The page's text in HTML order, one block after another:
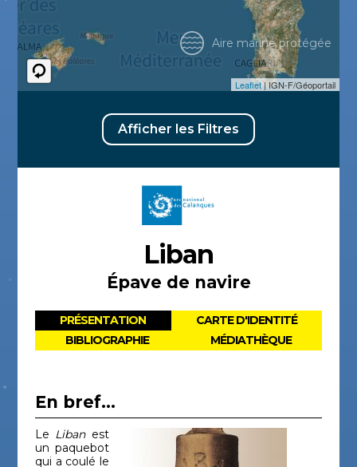
Leaflet| IGN-F/Géoportail
Aire marine protégée
Afficher les Filtres
Liban
Épave de navire
PRÉSENTATION
CARTE D'IDENTITÉ
BIBLIOGRAPHIE
MÉDIATHÈQUE
En bref...
Le Libanest
un paquebot
qui a coulé le